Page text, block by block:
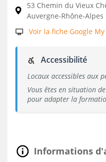
53 Chemin du Vieux
Auvergne-Rhône-Alpes
Voir la fiche Google
Accessibilité
Locaux accessibles aux
Vous êtes en situation
pour adapter la
Informations